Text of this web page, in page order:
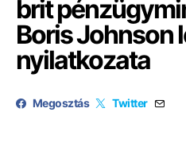
brit
Boris Johnson
nyilatkozata
Megosztás Twitter